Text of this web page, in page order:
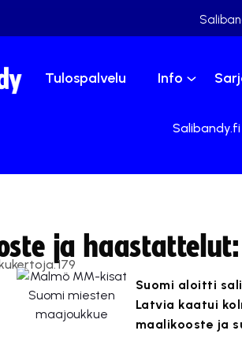
Tulospalvelu Info
Salibandy.fi
ja
179
Suomi aloitti
Latvia kaatui
maalikooste ja